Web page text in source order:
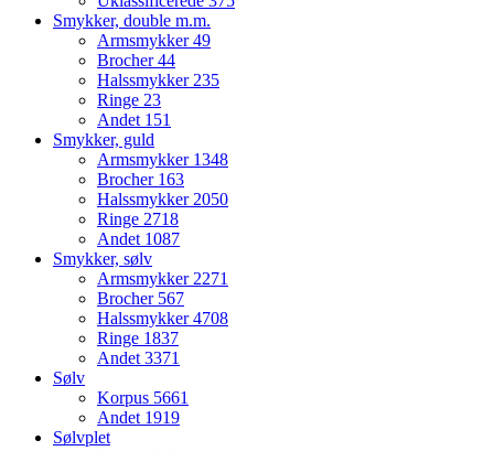
Smykker, double m.m.
Armsmykker49
Brocher44
Halssmykker 235
Ringe 23
Andet 151
Smykker, guld
Armsmykker 1348
Brocher 163
Halssmykker 2050
Ringe 2718
Andet 1087
Smykker, sølv
Armsmykker 2271
Brocher 567
Halssmykker4708
Ringe 1837
Andet 3371
Sølv
Korpus 5661
Andet 1919
Sølvplet